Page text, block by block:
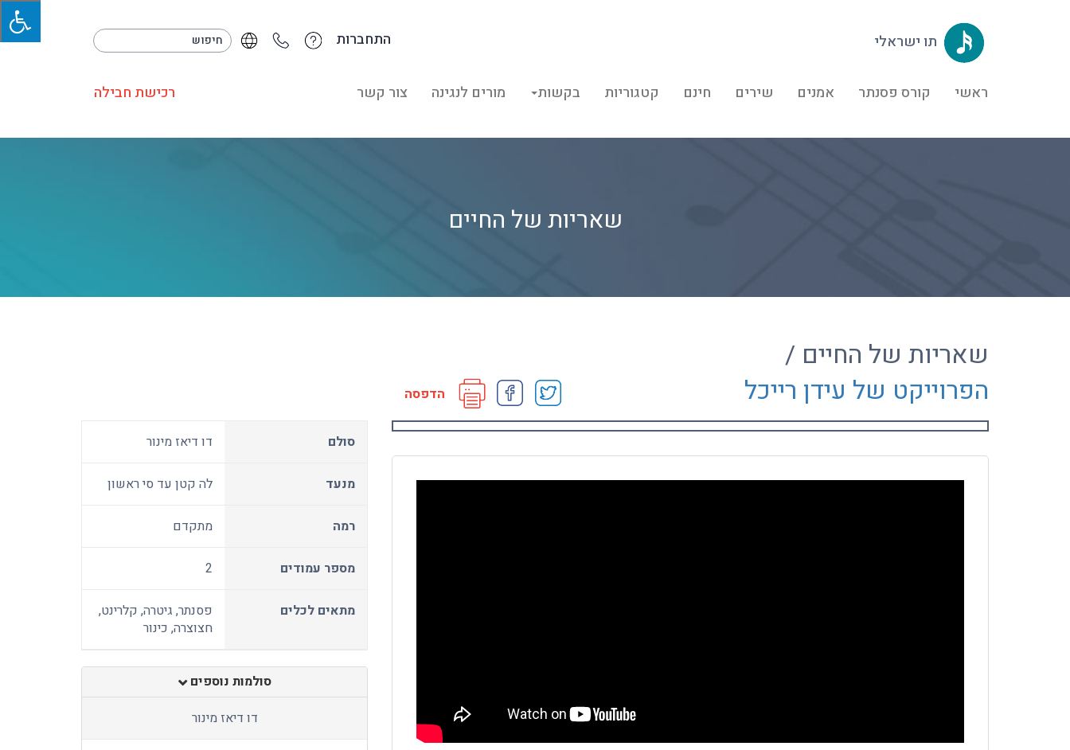
התחברות תו ישראלי
ראשי קורס פסנתר אמנים שירים חינם קטגוריות בקשות מורים לנגינה צור קשר רכישת חבילה
שאריות של החיים
שאריות של החיים /
הפרוייקט של עידן רייכל
הדפסה
סולם דו דיאז מינור
מנעד לה קטן עד סי ראשון
רמה מתקדם
מספר עמודים 2
מתאים לכלים
פסנתר, גיטרה, קלרינט,
חצוצרה, כינור
סולמות נוספים
דו דיאז מינור